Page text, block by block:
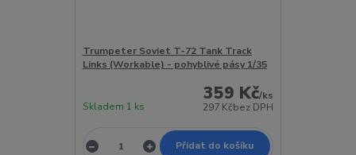
Trumpeter Soviet T-72 Tank Track
Links (Workable) - pohyblivé pásy 1/35
359 Kč/ks
297 Kčbez DPH
Skladem 1 ks
Přidat do košíku